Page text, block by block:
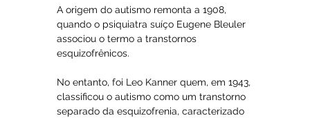
A origem do autismo remonta a 1908,
quando o psiquiatra suíço Eugene Bleuler
associou o termo a transtornos
esquizofrênicos.
No entanto, foi Leo Kanner quem, em 1943,
classificou o autismo como um transtorno
separado da esquizofrenia, caracterizado